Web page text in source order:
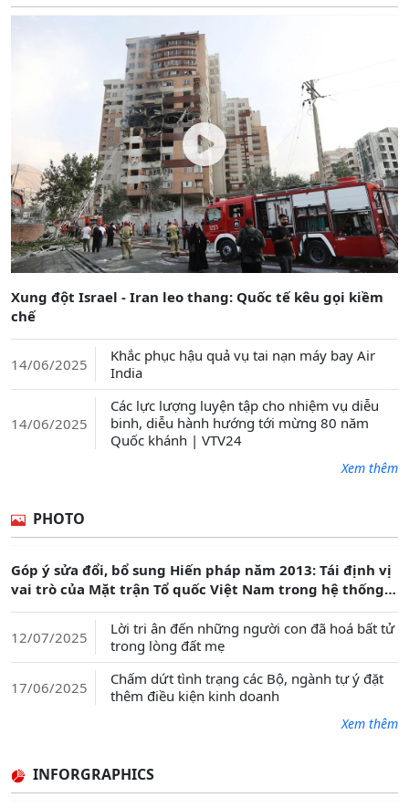
Xung đột Israel - Iran leo thang: Quốc tế kêu gọi kiềm
chế
14/06/2025
Khắc phục hậu quả vụ tai nạn máy bay Air
India
14/06/2025
Các lực lượng luyện tập cho nhiệm vụ diễu
binh, diễu hành hướng tới mừng 80 năm
Quốc khánh | VTV24
Xem thêm
PHOTO
Góp ý sửa đổi, bổ sung Hiến pháp năm 2013: Tái định vị
vai trò của Mặt trận Tổ quốc Việt Nam trong hệ thống
chính trị
12/07/2025
Lời tri ân đến những người con đã hoá bất tử
trong lòng đất mẹ
17/06/2025
Chấm dứt tình trạng các Bộ, ngành tự ý đặt
thêm điều kiện kinh doanh
Xem thêm
INFORGRAPHICS